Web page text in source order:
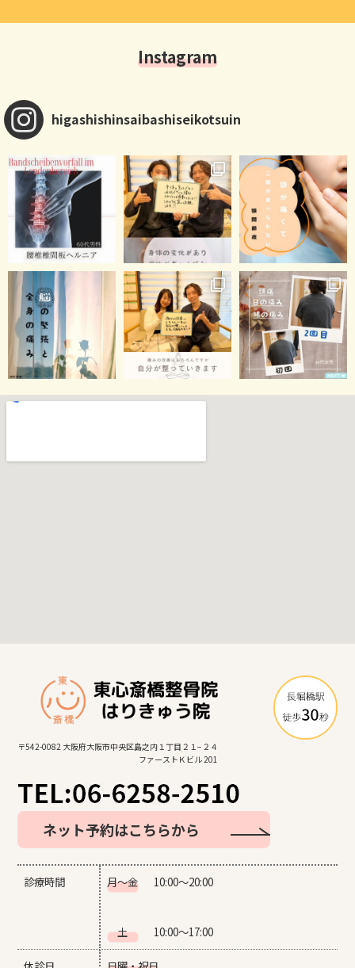
Instagram
higashishinsaibashiseikotsuin
〒542-0082 大阪府大阪市中央区島之内１丁目２１−２４
ファーストＫビル 201
ネット予約はこちらから
診療時間 月～金 10:00〜20:00
土 10:00〜17:00